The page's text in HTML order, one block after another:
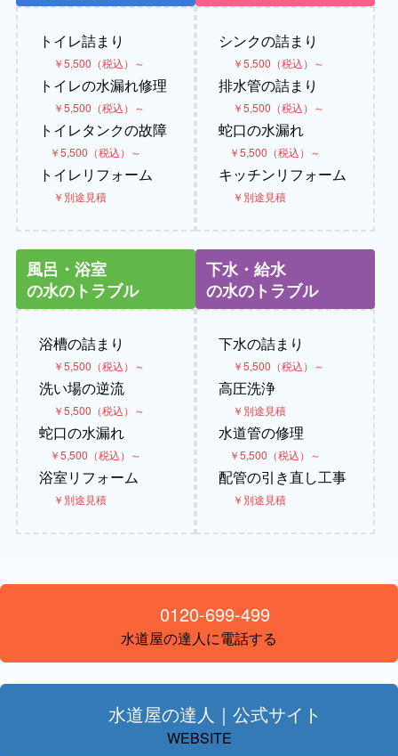
トイレ詰まり
￥5,500（税込）～
トイレの水漏れ修理
￥5,500（税込）～
トイレタンクの故障
￥5,500（税込）～
トイレリフォーム
￥別途見積
シンクの詰まり
￥5,500（税込）～
排水管の詰まり
￥5,500（税込）～
蛇口の水漏れ
￥5,500（税込）～
キッチンリフォーム
￥別途見積
風呂・浴室
の水のトラブル
浴槽の詰まり
￥5,500（税込）～
洗い場の逆流
￥5,500（税込）～
蛇口の水漏れ
￥5,500（税込）～
浴室リフォーム
￥別途見積
下水・給水
の水のトラブル
下水の詰まり
￥5,500（税込）～
高圧洗浄
￥別途見積
水道管の修理
￥5,500（税込）～
配管の引き直し工事
￥別途見積
0120-699-499
水道屋の達人に電話する
水道屋の達人｜公式サイト
WEBSITE